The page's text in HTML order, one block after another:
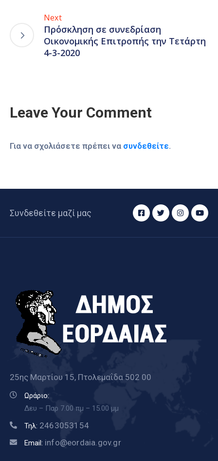
Next
Πρόσκληση σε συνεδρίαση
Οικονομικής Επιτροπής την Τετάρτη
4-3-2020
Leave Your Comment
Για να σχολιάσετε πρέπει να συνδεθείτε.
Συνδεθείτε μαζί μας
25ης Μαρτίου 15, Πτολεμαΐδα 502 00
Ωράριο:
Δευ – Παρ 7.00 πμ – 15.00 μμ
Τηλ: 2463053154
Email: info@eordaia.gov.gr